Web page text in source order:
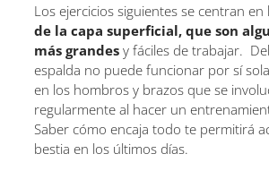
Los ejercicios siguientes se centran en
de la capa superficial, que son
más grandes y fáciles de trabajar.
espalda no puede funcionar por sí
en los hombros y brazos que se
regularmente al hacer un
Saber cómo encaja todo te permitirá
bestia en los últimos días.